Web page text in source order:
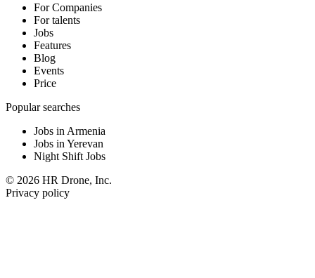
For Companies
For talents
Jobs
Features
Blog
Events
Price
Popular searches
Jobs in Armenia
Jobs in Yerevan
Night Shift Jobs
© 2026 HR Drone, Inc.
Privacy policy